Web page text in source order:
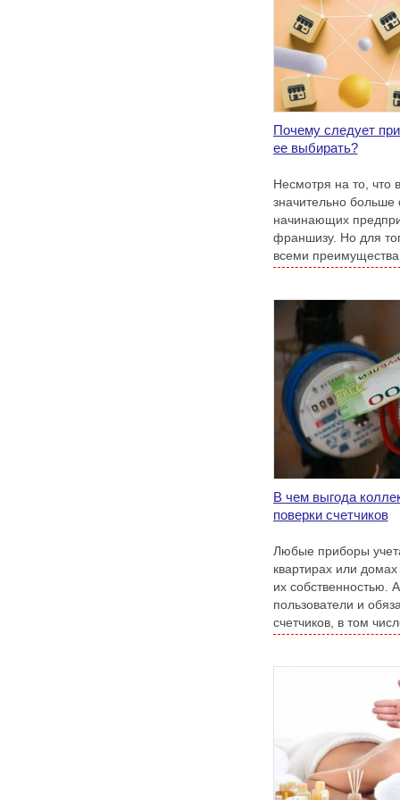
Почему следует
ее выбирать?
Несмотря на то, что
значительно
начинающих
франшизу. Но для
всеми
В чем выгода
поверки счетчиков
Любые приборы
квартирах или
их собственностью.
пользователи и
счетчиков, в том